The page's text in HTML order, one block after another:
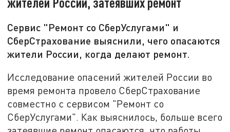
Cервис "Ремонт со СберУслугами" и
СберСтрахование выяснили, чего опасаются
жители России, когда делают ремонт.
Исследование опасений жителей России во
время ремонта провело СберСтрахование
совместно с сервисом "Ремонт со
СберУслугами". Как выяснилось, больше всего